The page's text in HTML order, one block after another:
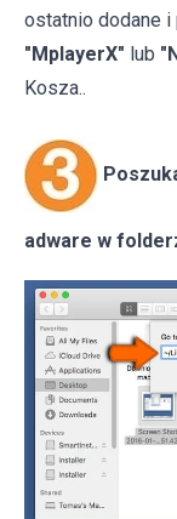
ostatnio dodane i
"MplayerX" lub
Kosza..
adware w